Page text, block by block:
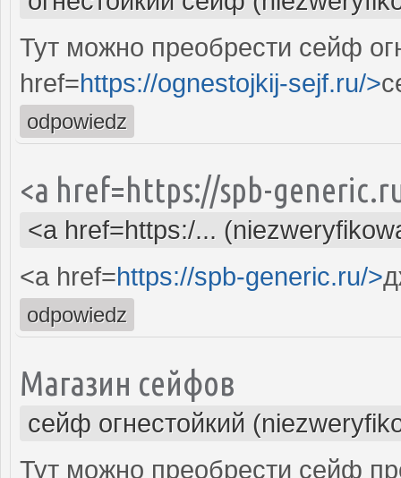
Тут можно преобрести сейф
href=https://ognestojkij-sejf.ru/>
odpowiedz
<a href=https://spb-
<a href=https:/...
<a href=https://spb-generic.ru/>
odpowiedz
Магазин сейфов
сейф огнестойкий
Тут можно преобрести сейф